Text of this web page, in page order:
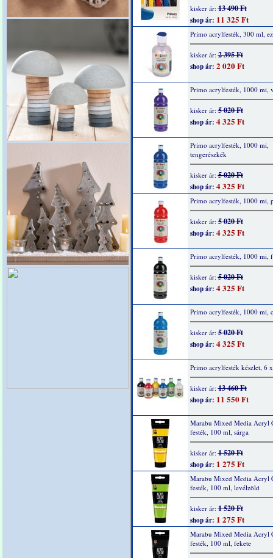
kisker ár:13 490 Ft
shop ár: 11 325 Ft
Primo acrylfesték, 300 ml,
kisker ár:2 395 Ft
shop ár: 2 020 Ft
Primo acrylfesték, 1000 mi,
kisker ár:5 020 Ft
shop ár: 4 325 Ft
Primo acrylfesték, 1000 mi,
tengerészkék
kisker ár:5 020 Ft
shop ár: 4 325 Ft
Primo acrylfesték, 1000 mi,
kisker ár:5 020 Ft
shop ár: 4 325 Ft
Primo acrylfesték, 1000 mi,
kisker ár:5 020 Ft
shop ár: 4 325 Ft
Primo acrylfesték, 1000 mi,
kisker ár:5 020 Ft
shop ár: 4 325 Ft
Primo acrylfesték készlet, 6
kisker ár:13 460 Ft
shop ár: 11 550 Ft
Marabu Mixed Media Acryl
festék, 100 ml, sárga
kisker ár:1 520 Ft
shop ár: 1 275 Ft
Marabu Mixed Media Acryl
festék, 100 ml, levélzöld
kisker ár:1 520 Ft
shop ár: 1 275 Ft
Marabu Mixed Media Acryl
festék, 100 ml, fekete